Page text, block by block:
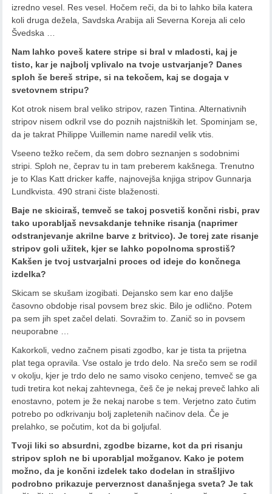
izredno vesel. Res vesel. Hočem reči, da bi to lahko bila katera
koli druga dežela, Savdska Arabija ali Severna Koreja ali celo
Švedska …
Nam lahko poveš katere stripe si bral v mladosti, kaj je
tisto, kar je najbolj vplivalo na tvoje ustvarjanje? Danes
sploh še bereš stripe, si na tekočem, kaj se dogaja v
svetovnem stripu?
Kot otrok nisem bral veliko stripov, razen Tintina. Alternativnih
stripov nisem odkril vse do poznih najstniških let. Spominjam se,
da je takrat Philippe Vuillemin name naredil velik vtis.
Vseeno težko rečem, da sem dobro seznanjen s sodobnimi
stripi. Sploh ne, čeprav tu in tam preberem kakšnega. Trenutno
je to Klas Katt dricker kaffe, najnovejša knjiga stripov Gunnarja
Lundkvista. 490 strani čiste blaženosti.
Baje ne skiciraš, temveč se takoj posvetiš končni risbi, prav
tako uporabljaš nevsakdanje tehnike risanja (naprimer
odstranjevanje akrilne barve z britvico). Je torej zate risanje
stripov goli užitek, kjer se lahko popolnoma sprostiš?
Kakšen je tvoj ustvarjalni proces od ideje do končnega
izdelka?
Skicam se skušam izogibati. Dejansko sem kar eno daljše
časovno obdobje risal povsem brez skic. Bilo je odlično. Potem
pa sem jih spet začel delati. Sovražim to. Zanič so in povsem
neuporabne …
Kakorkoli, vedno začnem pisati zgodbo, kar je tista ta prijetna
plat tega opravila. Vse ostalo je trdo delo. Na srečo sem se rodil
v okolju, kjer je trdo delo ne samo visoko cenjeno, temveč se ga
tudi tretira kot nekaj zahtevnega, češ če je nekaj preveč lahko ali
enostavno, potem je že nekaj narobe s tem. Verjetno zato čutim
potrebo po odkrivanju bolj zapletenih načinov dela. Če je
prelahko, se počutim, kot da bi goljufal.
Tvoji liki so absurdni, zgodbe bizarne, kot da pri risanju
stripov sploh ne bi uporabljal možganov. Kako je potem
možno, da je končni izdelek tako dodelan in strašljivo
podrobno prikazuje perverznost današnjega sveta? Je tak